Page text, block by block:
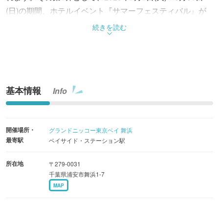
(日)の期間、ホテルイベント『サマーフェスティバル』が
ひとときを楽しんでみてはいかがでしょうか。
①アトリウムイルミネーション
メインロビー「アトリウム」は、広さ4,300㎡、9層吹き抜
けの開放感あふれる空間に南欧の街並みを彷彿させる非日
常空間。開業5周年を記念し、中央広場から水辺にかけて
特別に設えた、幻想的な光の装飾とモニュメントがお客様
続きを読む
基本情報 Info
開催場所・
最寄駅
グランドニッコー東京ベイ 舞浜
ベイサイド・ステーション駅
所在地
〒279-0031
千葉県浦安市舞浜1-7
MAP